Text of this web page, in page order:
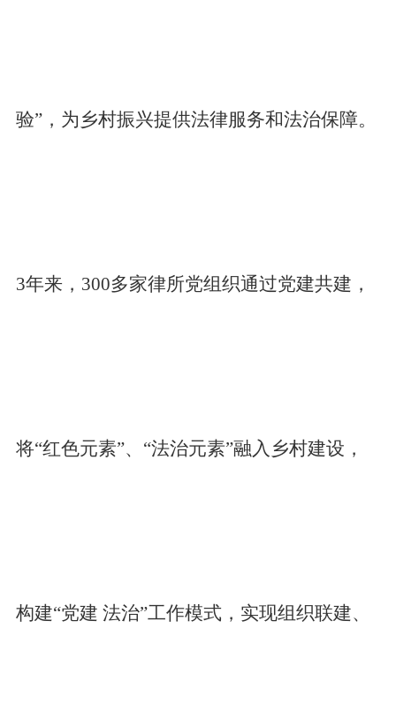
验”，为乡村振兴提供法律服务和法治保障。
3年来，300多家律所党组织通过党建共建，
将“红色元素”、“法治元素”融入乡村建设，
构建“党建 法治”工作模式，实现组织联建、